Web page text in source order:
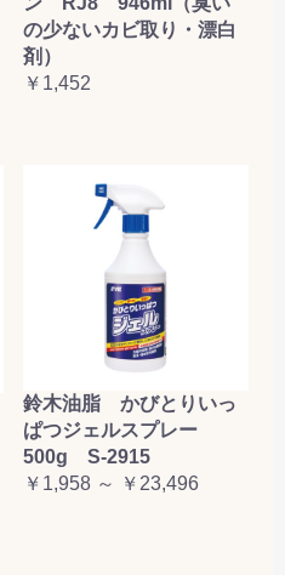
の少ないカビ取り・漂白
剤）
￥1,452
鈴木油脂 かびとりいっ
ぱつジェルスプレー
500g S-2915
￥1,958 ～ ￥23,496